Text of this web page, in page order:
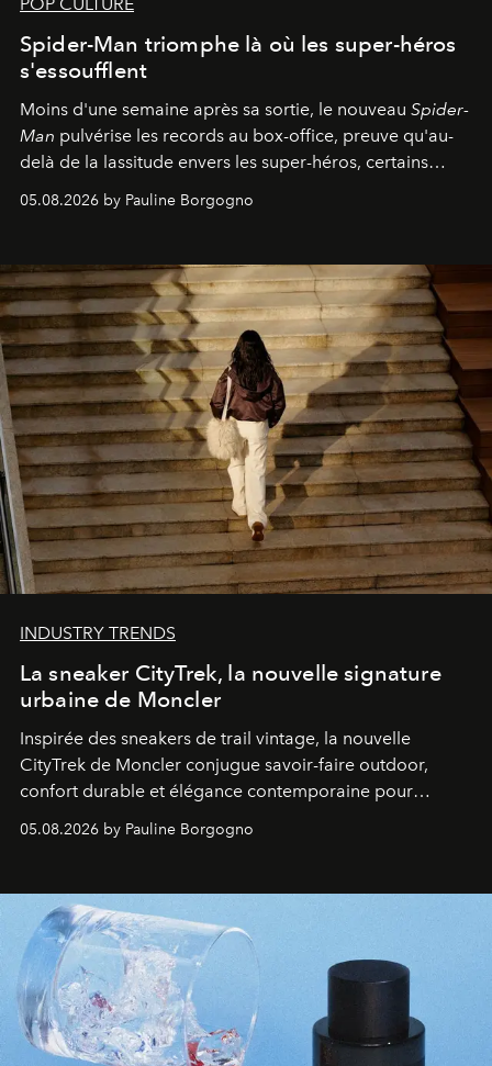
POP CULTURE
Spider-Man triomphe là où les super-héros
s'essoufflent
Moins d'une semaine après sa sortie, le nouveau Spider-
Man pulvérise les records au box-office, preuve qu'au-
delà de la lassitude envers les super-héros, certains
personnages continuent de susciter une ferveur intacte.
05.08.2026 by Pauline Borgogno
INDUSTRY TRENDS
La sneaker CityTrek, la nouvelle signature
urbaine de Moncler
Inspirée des sneakers de trail vintage, la nouvelle
CityTrek de Moncler conjugue savoir-faire outdoor,
confort durable et élégance contemporaine pour
accompagner les explorations du quotidien.
05.08.2026 by Pauline Borgogno